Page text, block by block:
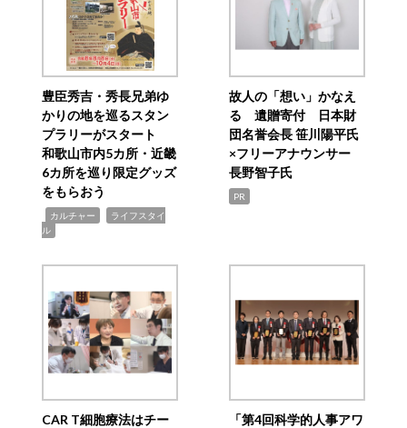
豊臣秀吉・秀長兄弟ゆ
かりの地を巡るスタン
プラリーがスタート
和歌山市内5カ所・近畿
6カ所を巡り限定グッズ
をもらおう
カルチャー
ライフスタイ
ル
故人の「想い」かなえ
る 遺贈寄付 日本財
団名誉会長 笹川陽平氏
×フリーアナウンサー
長野智子氏
PR
CAR T細胞療法はチー
「第4回科学的人事アワ